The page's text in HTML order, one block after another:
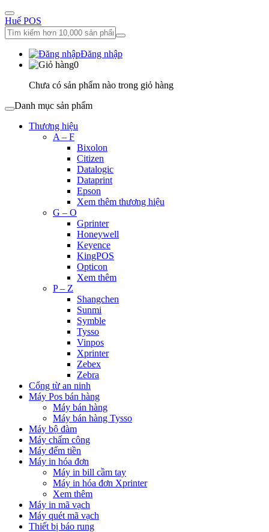
Huế POS
Đăng nhập
0
Chưa có sản phẩm nào trong giỏ hàng
Danh mục sản phẩm
Thương hiệu
A – F
Bixolon
Citizen
Datalogic
Dataprint
Epson
Xem thêm thương hiệu
G – O
Gprinter
Honeywell
Keyence
KingPOS
Opticon
Xem thêm
P – Z
Shangchen
Sunmi
Symble
Tysso
Vinpos
Xprinter
Zebex
Zebra
Cổng từ an ninh
Máy Pos bán hàng
Máy bán hàng
Máy bán hàng Tysso
Máy bộ đàm
Máy chấm công
Máy đếm tiền
Máy in hóa đơn
Máy in bill cầm tay
Máy in hóa đơn Xprinter
Xem thêm
Máy in mã vạch
Máy quét mã vạch
Thiết bị báo rung